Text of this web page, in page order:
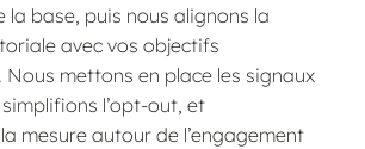
la base, puis nous alignons la
avec vos objectifs
Nous mettons en place les signaux
l’opt-out, et
mesure autour de l’engagement